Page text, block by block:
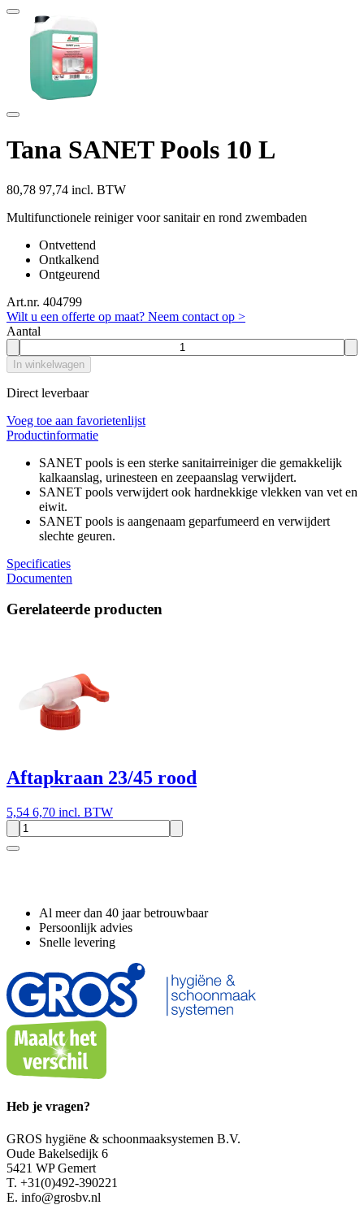
Tana SANET Pools 10 L
80,78 97,74 incl. BTW
Multifunctionele reiniger voor sanitair en rond zwembaden
Ontvettend
Ontkalkend
Ontgeurend
Art.nr. 404799
Wilt u een offerte op maat? Neem contact op >
Aantal
In winkelwagen
Direct leverbaar
Voeg toe aan favorietenlijst
Productinformatie
SANET pools is een sterke sanitairreiniger die gemakkelijk
kalkaanslag, urinesteen en zeepaanslag verwijdert.
SANET pools verwijdert ook hardnekkige vlekken van vet en
eiwit.
SANET pools is aangenaam geparfumeerd en verwijdert
slechte geuren.
Specificaties
Documenten
Gerelateerde producten
Aftapkraan 23/45 rood
5,54 6,70 incl. BTW
Al meer dan 40 jaar betrouwbaar
Persoonlijk advies
Snelle levering
Heb je vragen?
GROS hygiëne & schoonmaaksystemen B.V.
Oude Bakelsedijk 6
5421 WP Gemert
T. +31(0)492-390221
E. info@grosbv.nl